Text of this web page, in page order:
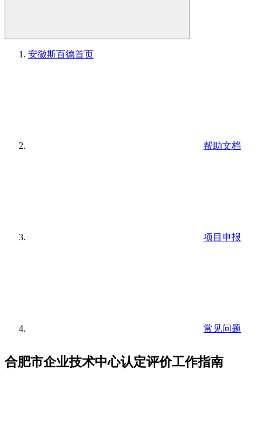
安徽斯百德首页
帮助文档
项目申报
常见问题
合肥市企业技术中心认定评价工作指南